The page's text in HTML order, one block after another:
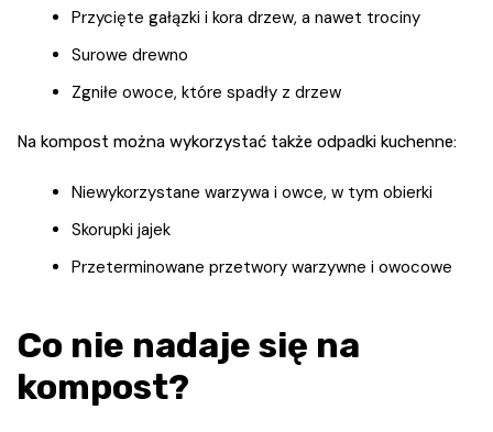
Przycięte gałązki i kora drzew, a nawet trociny
Surowe drewno
Zgniłe owoce, które spadły z drzew
Na kompost można wykorzystać także odpadki kuchenne:
Niewykorzystane warzywa i owce, w tym obierki
Skorupki jajek
Przeterminowane przetwory warzywne i owocowe
Co nie nadaje się na
kompost?